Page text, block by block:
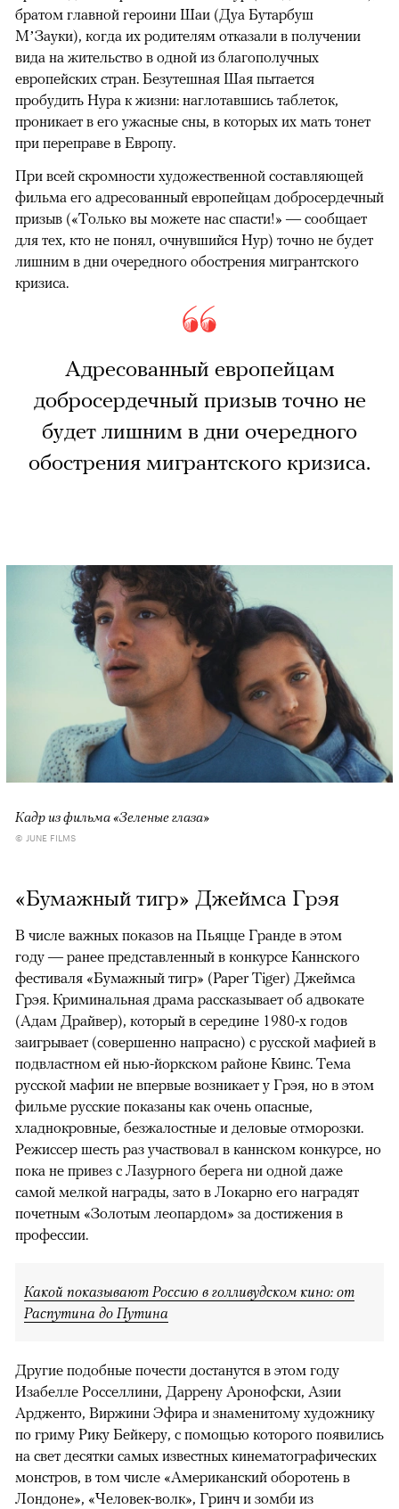
братом главной героини Шаи (Дуа Бутарбуш
М’Зауки), когда их родителям отказали в получении
вида на жительство в одной из благополучных
европейских стран. Безутешная Шая пытается
пробудить Нура к жизни: наглотавшись таблеток,
проникает в его ужасные сны, в которых их мать тонет
при переправе в Европу.
При всей скромности художественной составляющей
фильма его адресованный европейцам добросердечный
призыв («Только вы можете нас спасти!» — сообщает
для тех, кто не понял, очнувшийся Нур) точно не будет
лишним в дни очередного обострения мигрантского
кризиса.
Адресованный европейцам
добросердечный призыв точно не
будет лишним в дни очередного
обострения мигрантского кризиса.
Кадр из фильма «Зеленые глаза»
© JUNE FILMS
«Бумажный тигр» Джеймса Грэя
В числе важных показов на Пьяцце Гранде в этом
году — ранее представленный в конкурсе Каннского
фестиваля «Бумажный тигр» (Paper Tiger) Джеймса
Грэя. Криминальная драма рассказывает об адвокате
(Адам Драйвер), который в середине 1980-х годов
заигрывает (совершенно напрасно) с русской мафией в
подвластном ей нью-йоркском районе Квинс. Тема
русской мафии не впервые возникает у Грэя, но в этом
фильме русские показаны как очень опасные,
хладнокровные, безжалостные и деловые отморозки.
Режиссер шесть раз участвовал в каннском конкурсе, но
пока не привез с Лазурного берега ни одной даже
самой мелкой награды, зато в Локарно его наградят
почетным «Золотым леопардом» за достижения в
профессии.
Какой показывают Россию в голливудском кино: от
Распутина до Путина
Другие подобные почести достанутся в этом году
Изабелле Росселлини, Даррену Аронофски, Азии
Ардженто, Виржини Эфира и знаменитому художнику
по гриму Рику Бейкеру, с помощью которого появились
на свет десятки самых известных кинематографических
монстров, в том числе «Американский оборотень в
Лондоне», «Человек-волк», Гринч и зомби из